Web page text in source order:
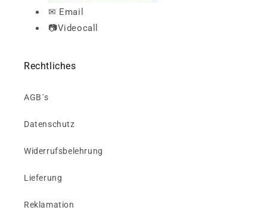
✉ Email
📷Videocall
Rechtliches
AGB´s
Datenschutz
Widerrufsbelehrung
Lieferung
Reklamation